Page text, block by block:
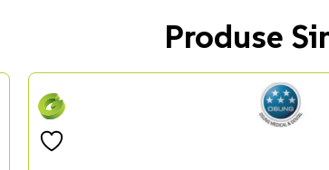
Produse